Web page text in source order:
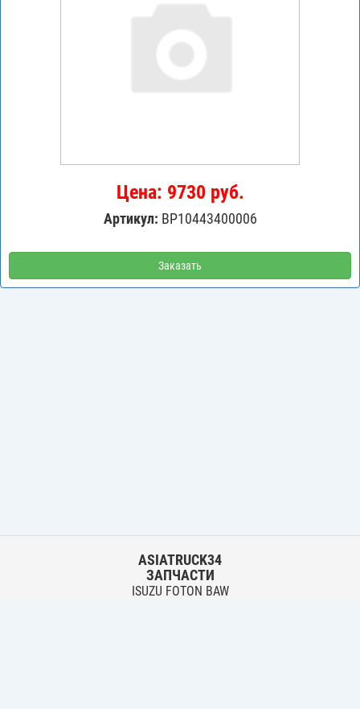
Цена: 9730 руб.
Артикул: BP10443400006
Заказать
ASIATRUCK34
ЗАПЧАСТИ
ISUZU FOTON BAW